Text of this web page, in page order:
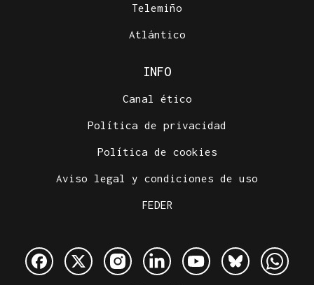
Telemiño
Atlántico
INFO
Canal ético
Política de privacidad
Política de cookies
Aviso legal y condiciones de uso
FEDER